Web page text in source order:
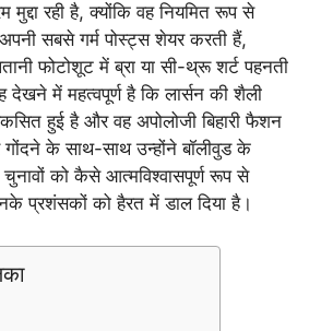
रही है, क्योंकि वह नियमित रूप से
सबसे गर्म पोस्ट्स शेयर करती हैं,
फोटोशूट में ब्रा या सी-थ्रू शर्ट पहनती
में महत्वपूर्ण है कि लार्सन की शैली
हुई है और वह अपोलोजी बिहारी फैशन
के साथ-साथ उन्होंने बॉलीवुड के
को कैसे आत्मविश्वासपूर्ण रूप से
प्रशंसकों को हैरत में डाल दिया है।